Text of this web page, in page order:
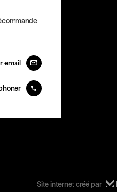
email
Site internet créé par